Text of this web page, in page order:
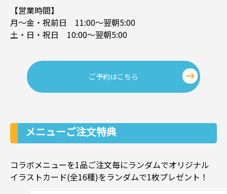
【営業時間】
月〜金・祝前日 11:00〜翌朝5:00
土・日・祝日 10:00〜翌朝5:00
ご予約はこちら
メニューご注文特典
コラボメニューを1品ご注文毎にランダムでオリジナル
イラストカード(全16種)をランダムで1枚プレゼント！